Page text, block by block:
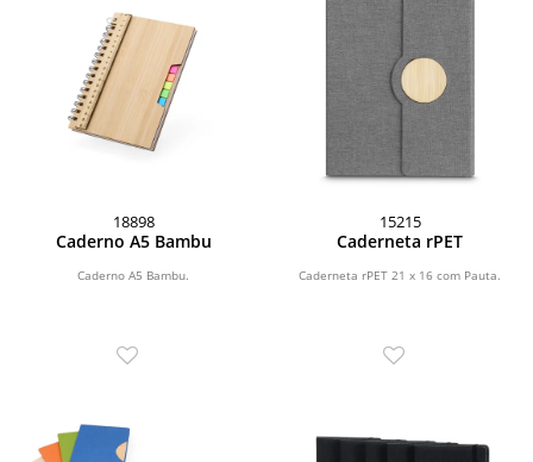
18898
Caderno A5 Bambu
Caderno A5 Bambu.
15215
Caderneta rPET
Caderneta rPET 21 x 16 com Pauta.